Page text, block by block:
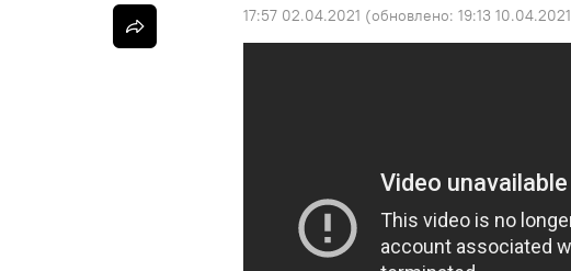
17:57 02.04.2021 (обновлено: 19:13 10.04.2021